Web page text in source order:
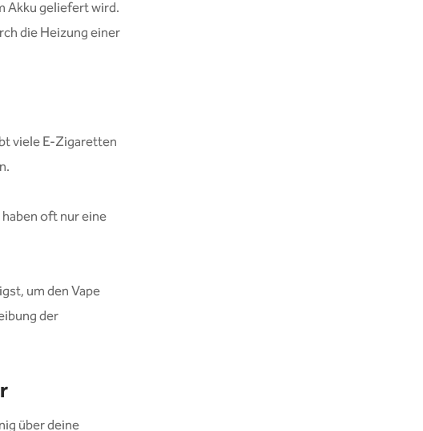
Akku geliefert wird.
die Heizung einer
viele E-Zigaretten
oft nur eine
um den Vape
der
über deine